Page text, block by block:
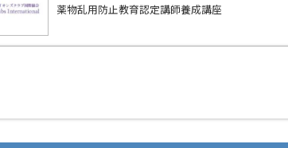
薬物乱用防止教育認定講師養成講座